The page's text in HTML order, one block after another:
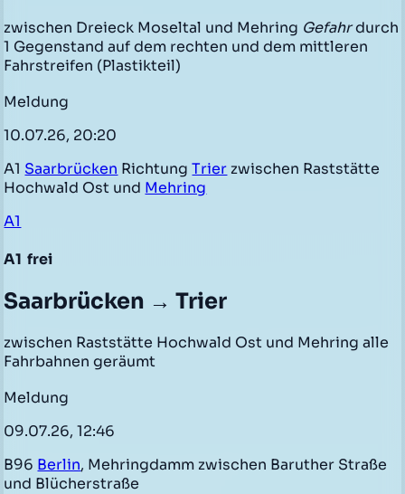
zwischen Dreieck Moseltal und Mehring Gefahrdurch
1 Gegenstand auf dem rechten und dem mittleren
Fahrstreifen (Plastikteil)
Meldung
10.07.26, 20:20
A1 Saarbrücken RichtungTrier zwischen Raststätte
Hochwald Ost und Mehring
A1
A1 frei
Saarbrücken → Trier
zwischen Raststätte Hochwald Ost und Mehring alle
Fahrbahnen geräumt
Meldung
09.07.26, 12:46
B96 Berlin, Mehringdamm zwischen Baruther Straße
und Blücherstraße